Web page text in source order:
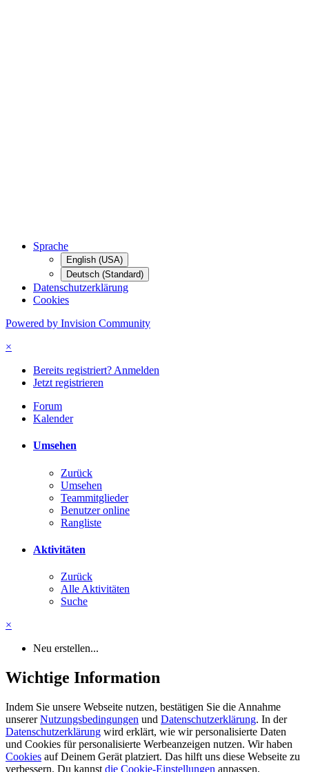
Sprache
English (USA)
Deutsch (Standard)
Datenschutzerklärung
Cookies
Powered by Invision Community
×
Bereits registriert? Anmelden
Jetzt registrieren
Forum
Kalender
Umsehen
Zurück
Umsehen
Teammitglieder
Benutzer online
Rangliste
Aktivitäten
Zurück
Alle Aktivitäten
Suche
×
Neu erstellen...
Wichtige Information
Indem Sie unsere Webseite nutzen, bestätigen Sie die Annahme
unsererNutzungsbedingungen und Datenschutzerklärung. In der
Datenschutzerklärung wird erklärt, wie wir personalisierte Daten
und Cookies für personalisierte Werbeanzeigen nutzen. Wir haben
Cookies auf Deinem Gerät platziert. Das hilft uns diese Webseite zu
verbessern. Du kannst die Cookie-Einstellungen anpassen,